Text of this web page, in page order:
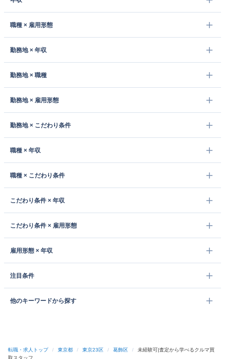
職種 × 雇用形態
勤務地 × 年収
勤務地 × 職種
勤務地 × 雇用形態
勤務地 × こだわり条件
職種 × 年収
職種 × こだわり条件
こだわり条件 × 年収
こだわり条件 × 雇用形態
雇用形態 × 年収
注目条件
他のキーワードから探す
転職・求人トップ / 東京都 / 東京23区 / 葛飾区 /
未経験可|査定から学べるクルマ買
取スタッフ